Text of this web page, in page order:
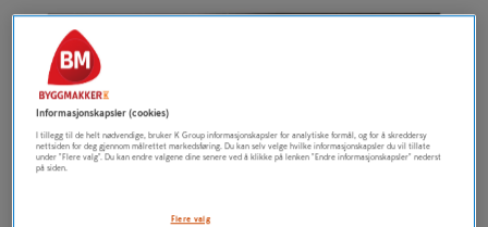
Informasjonskapsler (cookies)
I tillegg til de helt nødvendige, bruker K Group informasjonskapsler for analytiske formål, og for å skreddersy
nettsiden for deg gjennom målrettet markedsføring. Du kan selv velge hvilke informasjonskapsler du vil tillate
under "Flere valg". Du kan endre valgene dine senere ved å klikke på lenken "Endre informasjonskapsler" nederst
på siden.
Flere valg